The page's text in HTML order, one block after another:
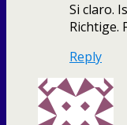
Si claro.
Richtige.
Reply